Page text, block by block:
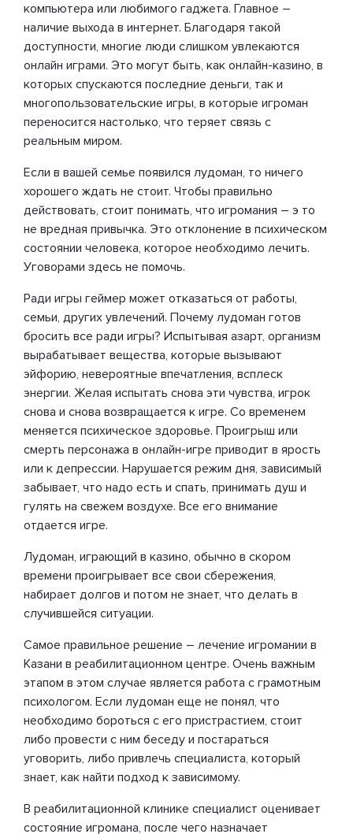
компьютера или любимого гаджета. Главное –
наличие выхода в интернет. Благодаря такой
доступности, многие люди слишком увлекаются
онлайн играми. Это могут быть, как онлайн-казино, в
которых спускаются последние деньги, так и
многопользовательские игры, в которые игроман
переносится настолько, что теряет связь с
реальным миром.
Если в вашей семье появился лудоман, то ничего
хорошего ждать не стоит. Чтобы правильно
действовать, стоит понимать, что игромания – э то
не вредная привычка. Это отклонение в психическом
состоянии человека, которое необходимо лечить.
Уговорами здесь не помочь.
Ради игры геймер может отказаться от работы,
семьи, других увлечений. Почему лудоман готов
бросить все ради игры? Испытывая азарт, организм
вырабатывает вещества, которые вызывают
эйфорию, невероятные впечатления, всплеск
энергии. Желая испытать снова эти чувства, игрок
снова и снова возвращается к игре. Со временем
меняется психическое здоровье. Проигрыш или
смерть персонажа в онлайн-игре приводит в ярость
или к депрессии. Нарушается режим дня, зависимый
забывает, что надо есть и спать, принимать душ и
гулять на свежем воздухе. Все его внимание
отдается игре.
Лудоман, играющий в казино, обычно в скором
времени проигрывает все свои сбережения,
набирает долгов и потом не знает, что делать в
случившейся ситуации.
Самое правильное решение – лечение игромании в
Казани в реабилитационном центре. Очень важным
этапом в этом случае является работа с грамотным
психологом. Если лудоман еще не понял, что
необходимо бороться с его пристрастием, стоит
либо провести с ним беседу и постараться
уговорить, либо привлечь специалиста, который
знает, как найти подход к зависимому.
В реабилитационной клинике специалист оценивает
состояние игромана, после чего назначает